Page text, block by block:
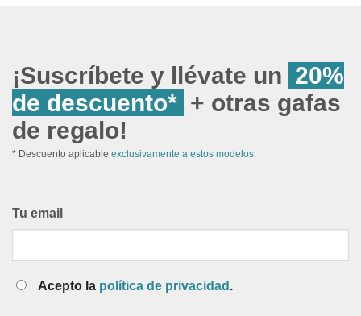
¡Suscríbete y llévate un 20%
de descuento* + otras gafas
de regalo!
* Descuento aplicable exclusivamente a estos modelos.
Tu email
Acepto la política de privacidad .